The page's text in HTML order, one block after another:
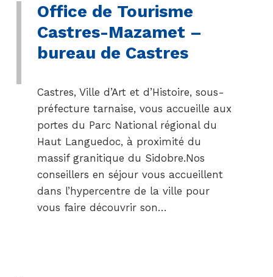
Office de Tourisme
Castres-Mazamet –
bureau de Castres
Castres, Ville d’Art et d’Histoire, sous-
préfecture tarnaise, vous accueille aux
portes du Parc National régional du
Haut Languedoc, à proximité du
massif granitique du Sidobre.Nos
conseillers en séjour vous accueillent
dans l’hypercentre de la ville pour
vous faire découvrir son…